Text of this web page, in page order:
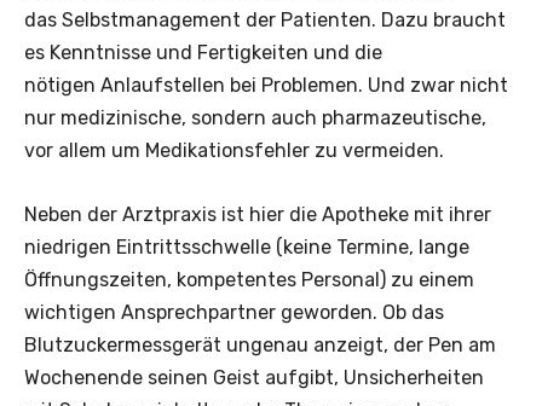
das Selbstmanagement der Patienten. Dazu braucht
es Kenntnisse und Fertigkeiten und die
nötigen Anlaufstellen bei Problemen. Und zwar nicht
nur medizinische, sondern auch pharmazeutische,
vor allem um Medikationsfehler zu vermeiden.
Neben der Arztpraxis ist hier die Apotheke mit ihrer
niedrigen Eintrittsschwelle (keine Termine, lange
Öffnungszeiten, kompetentes Personal) zu einem
wichtigen Ansprechpartner geworden. Ob das
Blutzuckermessgerät ungenau anzeigt, der Pen am
Wochenende seinen Geist aufgibt, Unsicherheiten